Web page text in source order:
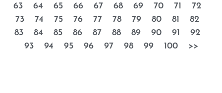
63
64 65 66 67 68 69 70 71
72
73
74 75 76 77 78 79 80 81
82
83
84 85 86 87 88 89 90 91
92
93
94 95 96 97 98 99 100 >>